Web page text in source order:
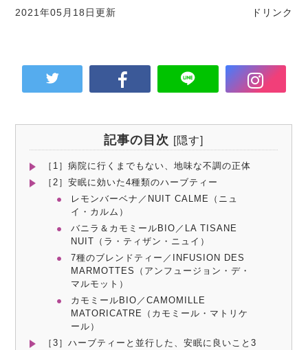
2021年05月18日更新 ドリンク
記事の目次 [隠す]
［1］病院に行くまでもない、地味な不調の正体
［2］安眠に効いた4種類のハーブティー
レモンバーベナ／NUIT CALME（ニュ
イ・カルム）
バニラ＆カモミールBIO／LA TISANE
NUIT（ラ・ティザン・ニュイ）
7種のブレンドティー／INFUSION DES
MARMOTTES（アンフュージョン・デ・
マルモット）
カモミールBIO／CAMOMILLE
MATORICATRE（カモミール・マトリケ
ール）
［3］ハーブティーと並行した、安眠に良いこと3